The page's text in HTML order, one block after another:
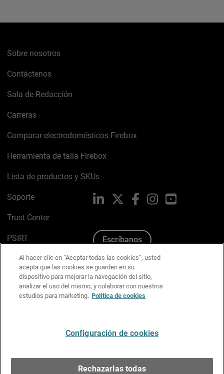
Sobre nosotros
Contáctenos
Sala de Redacción
Carreras
Comparar electrodomésticos Firebox
Herramienta de talla Firebox
Lista de productos y SKUs
Soporte
Trust Center
PSIRT
Política de cookies
Política de privacidad
Kit de medios y marca
LinkedIn FacebookInstagramYouTube
Escríbanos
Al hacer clic en “Aceptar todas las cookies”, usted
acepta que las cookies se guarden en su
dispositivo para mejorar la navegación del sitio,
analizar el uso del mismo, y colaborar con nuestros
estudios para marketing. Política de cookies
Configuración de cookies
Rechazarlas todas